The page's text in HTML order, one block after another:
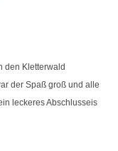
den Kletterwald
der Spaß groß und alle
leckeres Abschlusseis